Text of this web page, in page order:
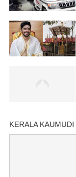
KERALA KAUMUDI